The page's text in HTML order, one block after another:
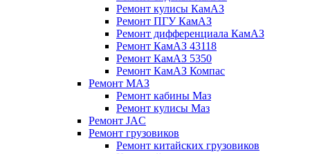
Ремонт кулисы КамАЗ
Ремонт ПГУ КамАЗ
Ремонт дифференциала КамАЗ
Ремонт КамАЗ 43118
Ремонт КамАЗ 5350
Ремонт КамАЗ Компас
Ремонт МАЗ
Ремонт кабины Маз
Ремонт кулисы Маз
Ремонт JAC
Ремонт грузовиков
Ремонт китайских грузовиков